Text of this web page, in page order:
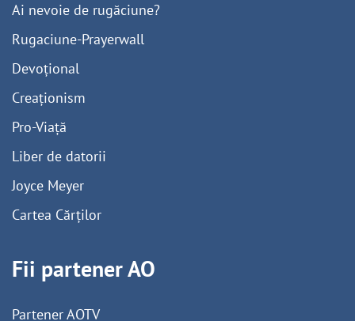
Ai nevoie de rugăciune?
Rugaciune-Prayerwall
Devoțional
Creaționism
Pro-Viață
Liber de datorii
Joyce Meyer
Cartea Cărților
Fii partener AO
Partener AOTV